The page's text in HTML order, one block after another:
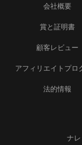
会社概要
賞と証明書
顧客レビュー
アフィリエイトプロ
法的情報
ナ